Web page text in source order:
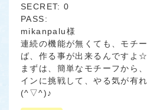
SECRET: 0
PASS:
mikanpalu様
連続の機能が無くても、モチ
ば、作る事が出来るんですよ☆
まずは、簡単なモチーフから
インに挑戦して、やる気が有
(^▽^)♪